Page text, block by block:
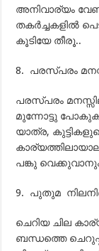
അനിവാര്യം
തകര്‍ച്ചകളില്‍
കൂടിയേ തീരൂ..
8. പരസ്പരം
പരസ്പരം
മുന്നോട്ടു
യാത്ര,
പങ്കു
9. പുതുമ
ചെറിയ ചില
ബന്ധത്തെ